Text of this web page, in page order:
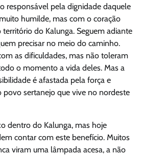
responsável pela dignidade daquele
humilde, mas com o coração
do Kalunga. Seguem adiante
precisar no meio do caminho.
as dificuldades, mas não toleram
o momento a vida deles. Mas a
é afastada pela força e
sertanejo que vive no nordeste
dentro do Kalunga, mas hoje
contar com este benefício. Muitos
viram uma lâmpada acesa, a não